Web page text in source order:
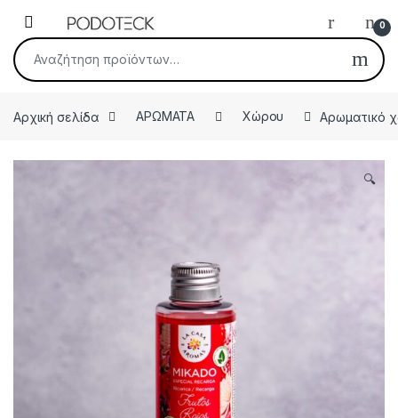
Open 0
Αναζήτηση για:
Αρχική σελίδα ΑΡΩΜΑΤΑ Χώρου Αρωματικό
🔍